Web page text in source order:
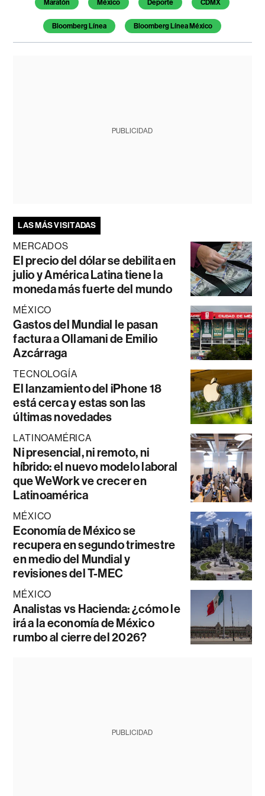
Maratón México Deporte CDMX
Bloomberg Línea Bloomberg Línea México
PUBLICIDAD
LAS MÁS VISITADAS
MERCADOS
El precio del dólar se debilita en
julio y América Latina tiene la
moneda más fuerte del mundo
MÉXICO
Gastos del Mundial le pasan
factura a Ollamani de Emilio
Azcárraga
TECNOLOGÍA
El lanzamiento del iPhone 18
está cerca y estas son las
últimas novedades
LATINOAMÉRICA
Ni presencial, ni remoto, ni
híbrido: el nuevo modelo laboral
que WeWork ve crecer en
Latinoamérica
MÉXICO
Economía de México se
recupera en segundo trimestre
en medio del Mundial y
revisiones del T-MEC
MÉXICO
Analistas vs Hacienda: ¿cómo le
irá a la economía de México
rumbo al cierre del 2026?
PUBLICIDAD